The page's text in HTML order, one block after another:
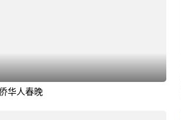
华人春晚